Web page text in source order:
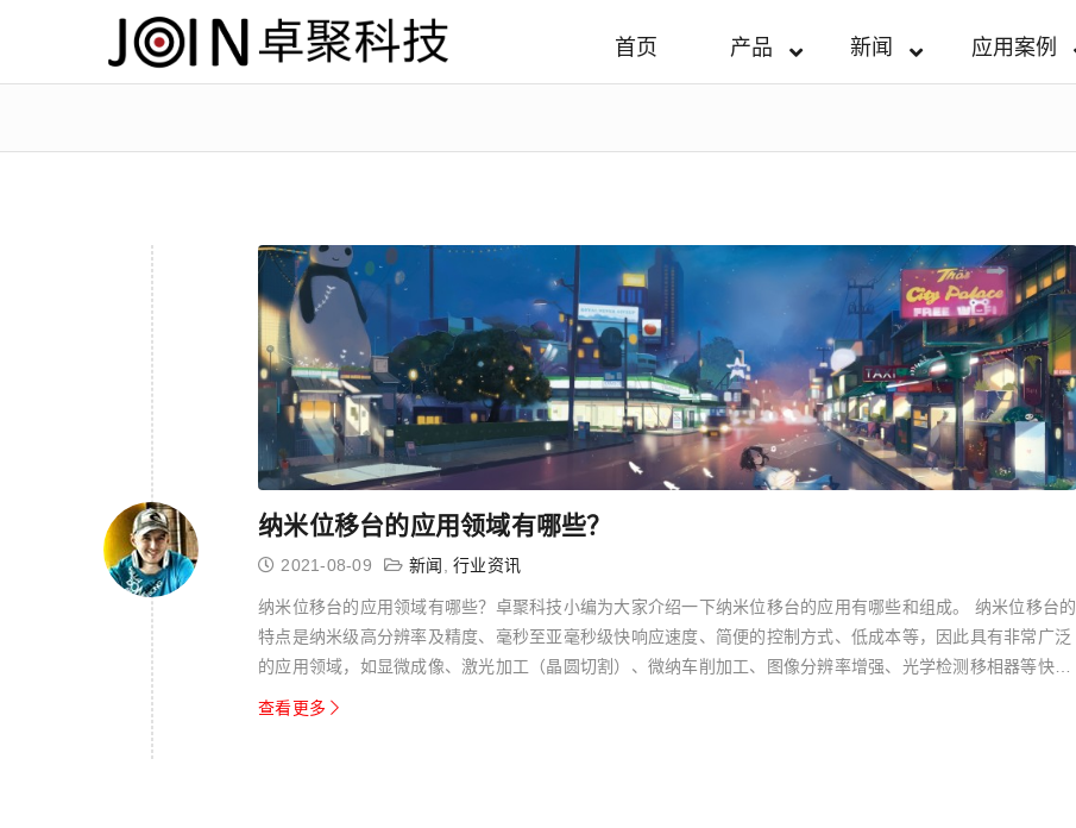
首页 产品 新闻 应用案例
纳米位移台的应用领域有哪些？
2021-08-09 新闻 行业资讯
纳米位移台的应用领域有哪些？卓聚科技小编为大家介绍一下纳米位移台的应用有哪些和组成。 纳米位移台的
特点是纳米级高分辨率及精度、毫秒至亚毫秒级快响应速度、简便的控制方式、低成本等，因此具有非常广泛
的应用领域，如显微成像、激光加工（晶圆切割）、微纳车削加工、图像分辨率增强、光学检测移相器等快速
微纳致动...
查看更多